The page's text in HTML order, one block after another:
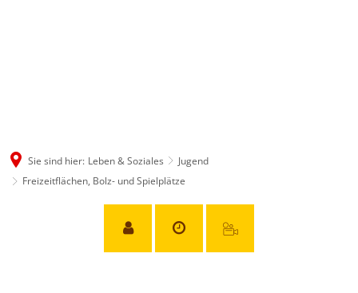
Sie sind hier: Leben & Soziales
Jugend
Freizeitflächen, Bolz- und Spielplätze